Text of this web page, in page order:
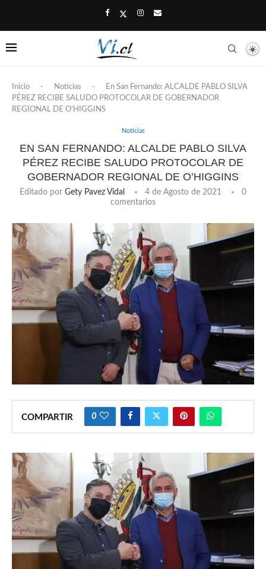
Inicio - Noticias -
En San Fernando: ALCALDE PABLO SILVA
PÉREZ RECIBE SALUDO PROTOCOLAR DE GOBERNADOR
REGIONAL DE O’HIGGINS
Noticias
EN SAN FERNANDO: ALCALDE PABLO SILVA
PÉREZ RECIBE SALUDO PROTOCOLAR DE
GOBERNADOR REGIONAL DE O’HIGGINS
Editado por Gety Pavez Vidal 4 de Agosto de 2021
0
comentarios
COMPARTIR 0